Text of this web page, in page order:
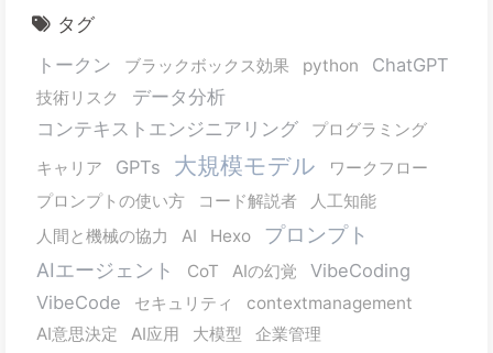
タグ
トークン
ブラックボックス効果 python ChatGPT
技術リスク
データ分析
コンテキストエンジニアリング
プログラミング
キャリア
GPTs 大規模モデル
ワークフロー
プロンプトの使い方
コード解説者
人工知能
人間と機械の協力
AI Hexo プロンプト
AIエージェント CoT AIの幻覚
VibeCoding
VibeCode
セキュリティ
contextmanagement
AI意思決定
AI应用 大模型
企業管理